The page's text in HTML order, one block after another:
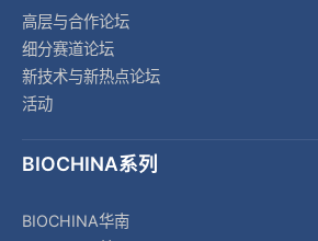
高层与合作论坛
细分赛道论坛
新技术与新热点论坛
活动
BIOCHINA系列
BIOCHINA华南